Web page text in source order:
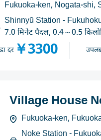
Fukuoka-ken, Nogata-shi,
Shinnyū Station -
7.0 मिनेट पैदल, 0.4～0.5
दर￥3300
Village House
Fukuoka-ken,
Noke Station -